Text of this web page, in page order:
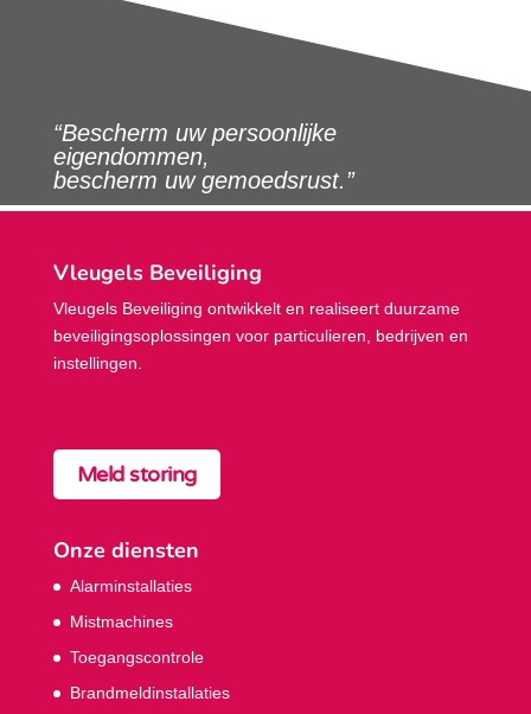
“Bescherm uw persoonlijke
eigendommen,
bescherm uw gemoedsrust.”
Vleugels Beveiliging
Vleugels Beveiliging ontwikkelt en realiseert duurzame
beveiligings­oplossingen voor particulieren, bedrijven en
instellingen.
Meld storing
Onze diensten
Alarminstallaties
Mistmachines
Toegangscontrole
Brandmeldinstallaties